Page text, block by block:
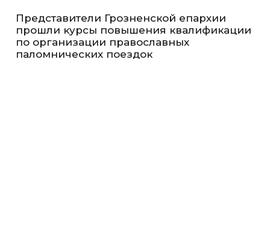
Представители Грозненской епархии
прошли курсы повышения квалификации
по организации православных
паломнических поездок